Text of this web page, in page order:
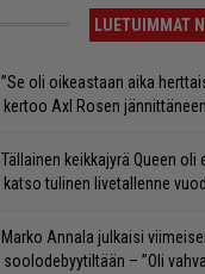
LUETUIMMAT
”Se oli oikeastaan aika
kertoo Axl Rosen
Tällainen keikkajyrä Queen oli
katso tulinen livetallenne
Marko Annala julkaisi
soolodebyytiltään – ”Oli